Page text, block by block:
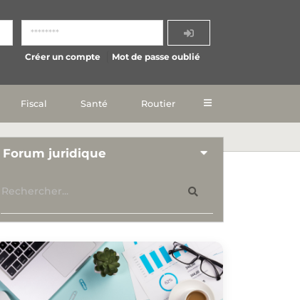
Créer un compte Mot de passe oublié
Fiscal Santé Routier
Forum juridique